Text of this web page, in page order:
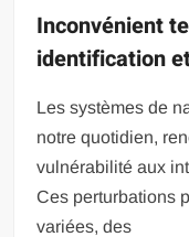
Inconvénient
identification
Les systèmes de
notre quotidien,
vulnérabilité aux
Ces perturbations
variées, des